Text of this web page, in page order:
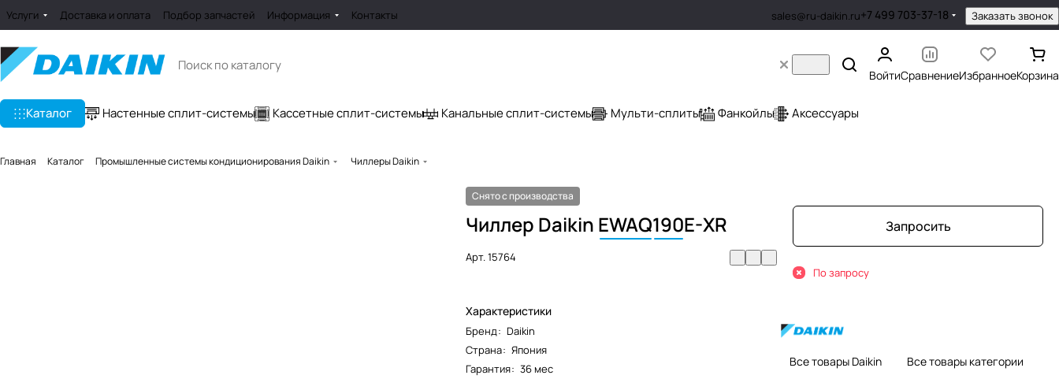
Услуги Доставка и оплата Подбор запчастей Информация Контакты sales@ru-daikin.ru+7 499 703-37-18 Заказать звонок
ВойтиСравнениеИзбранноеКорзина
Каталог Настенные сплит-системы Кассетные сплит-системы Канальные сплит-системы Мульти-сплиты Фанкойлы Аксессуары
Главная Каталог Промышленные системы кондиционирования Daikin Чиллеры Daikin
Снято с производства
Чиллер Daikin EWAQ190E-XR
Арт.15764
Характеристики
Бренд: Daikin
Страна: Япония
Гарантия: 36 мес
Запросить
По запросу
Все товары Daikin Все товары категории